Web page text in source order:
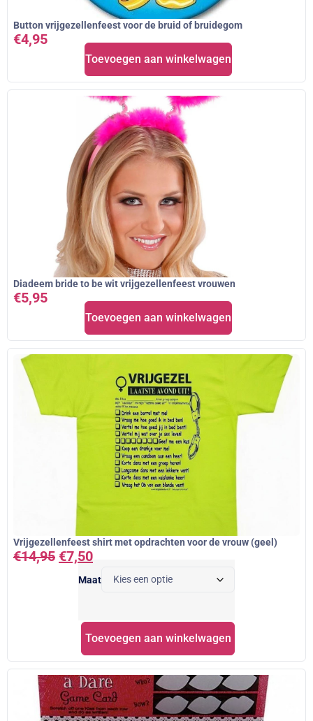
Button vrijgezellenfeest voor de bruid of bruidegom
€4,95
Toevoegen aan winkelwagen
Diadeem bride to be wit vrijgezellenfeest vrouwen
€5,95
Toevoegen aan winkelwagen
Vrijgezellenfeest shirt met opdrachten voor de vrouw (geel)
€14,95 €7,50
Maat
Toevoegen aan winkelwagen